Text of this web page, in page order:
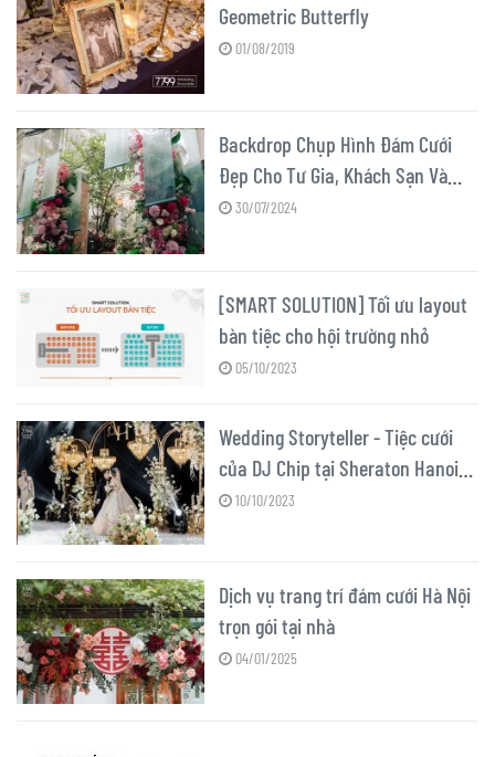
Geometric Butterfly
01/08/2019
Backdrop Chụp Hình Đám Cưới
Đẹp Cho Tư Gia, Khách Sạn Và
Ngoài Trời
30/07/2024
[SMART SOLUTION] Tối ưu layout
bàn tiệc cho hội trường nhỏ
05/10/2023
Wedding Storyteller - Tiệc cưới
của DJ Chip tại Sheraton Hanoi
Hotel
10/10/2023
Dịch vụ trang trí đám cưới Hà Nội
trọn gói tại nhà
04/01/2025